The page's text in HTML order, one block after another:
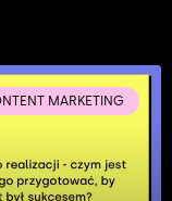
MARKETING